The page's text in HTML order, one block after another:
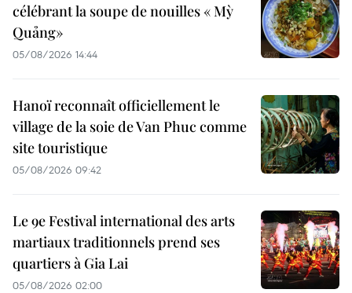
célébrant la soupe de nouilles « Mỳ
Quảng»
05/08/2026 14:44
Hanoï reconnaît officiellement le
village de la soie de Van Phuc comme
site touristique
05/08/2026 09:42
Le 9e Festival international des arts
martiaux traditionnels prend ses
quartiers à Gia Lai
05/08/2026 02:00